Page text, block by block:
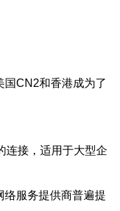
国CN2和香港成为了
连接，适用于大型企
络服务提供商普遍提